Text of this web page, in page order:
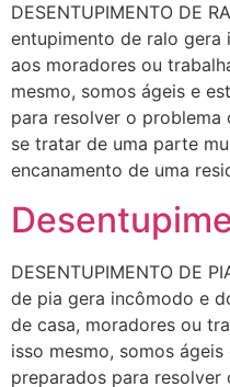
DESENTUPIMENTO DE
entupimento de ralo
aos moradores ou
mesmo, somos ágeis e
para resolver o
se tratar de uma parte
encanamento de uma
DESENTUPIMENTO DE
de pia gera incômodo e
de casa, moradores ou
isso mesmo, somos
preparados para